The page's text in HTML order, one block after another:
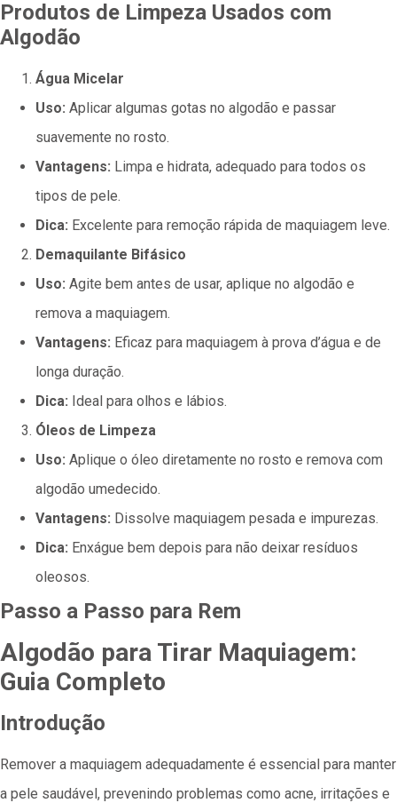
Produtos de Limpeza Usados com
Algodão
Água Micelar
Uso: Aplicar algumas gotas no algodão e passar
suavemente no rosto.
Vantagens: Limpa e hidrata, adequado para todos os
tipos de pele.
Dica: Excelente para remoção rápida de maquiagem leve.
Demaquilante Bifásico
Uso: Agite bem antes de usar, aplique no algodão e
remova a maquiagem.
Vantagens: Eficaz para maquiagem à prova d’água e de
longa duração.
Dica: Ideal para olhos e lábios.
Óleos de Limpeza
Uso: Aplique o óleo diretamente no rosto e remova com
algodão umedecido.
Vantagens: Dissolve maquiagem pesada e impurezas.
Dica: Enxágue bem depois para não deixar resíduos
oleosos.
Passo a Passo para Rem
Algodão para Tirar Maquiagem:
Guia Completo
Introdução
Remover a maquiagem adequadamente é essencial para manter
a pele saudável, prevenindo problemas como acne, irritações e